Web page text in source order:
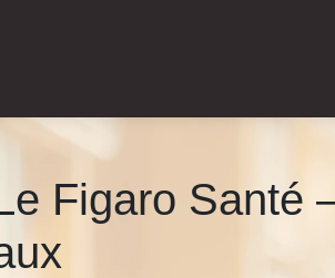
Figaro Santé